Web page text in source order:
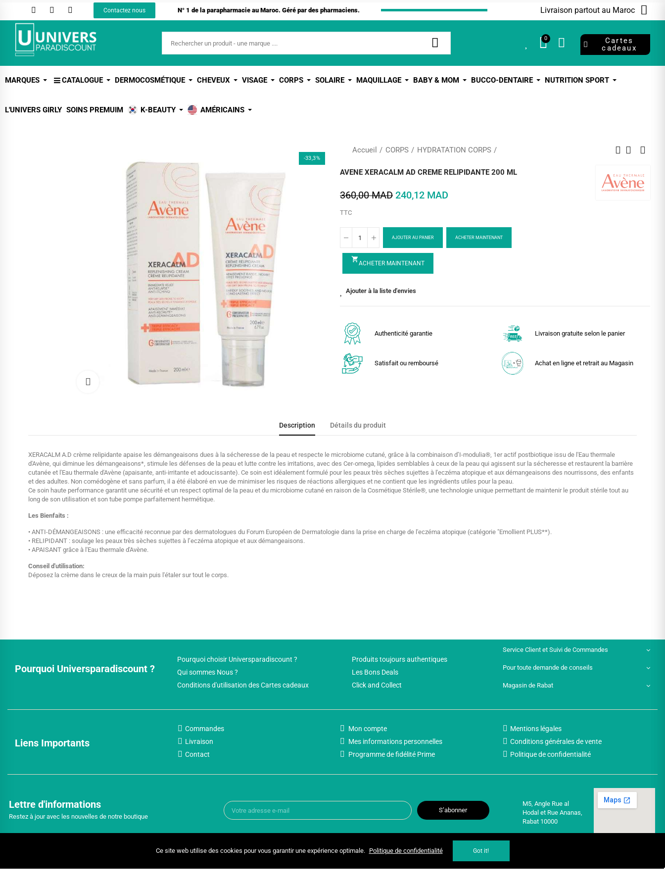
Contactez nous N° 1 de la parapharmacie au Maroc. Géré par des pharmaciens. Livraison partout au Maroc
0
Cartes
cadeaux
MARQUES CATALOGUE DERMOCOSMÉTIQUE CHEVEUX VISAGE CORPS SOLAIRE MAQUILLAGE BABY & MOM BUCCO-DENTAIRE NUTRITION SPORT
L'UNIVERS GIRLY SOINS PREMUIM K-BEAUTY AMÉRICAINS
-33,3%
Cliquez pour agrandir
Accueil CORPS HYDRATATION CORPS
AVENE XERACALM AD CREME RELIPIDANTE 200 ML
360,00 MAD 240,12 MAD
TTC
AJOUTER AU PANIER ACHETER MAINTENANT
shopping_cart
ACHETER MAINTENANT
Ajouter à la liste d'envies
Authenticité garantie Livraison gratuite selon le panier
Satisfait ou remboursé Achat en ligne et retrait au Magasin
Description Détails du produit
XERACALM A.D crème relipidante apaise les démangeaisons dues à la sécheresse de la peau et respecte le microbiome cutané, grâce à la combinaison d’I-modulia®, 1er actif postbiotique issu de l'Eau thermale
d'Avène, qui diminue les démangeaisons*, stimule les défenses de la peau et lutte contre les irritations, avec des Cer-omega, lipides semblables à ceux de la peau qui agissent sur la sécheresse et restaurent la barrière
cutanée et l'Eau thermale d'Avène (apaisante, anti-irritante et adoucissante). Ce soin est idéalement formulé pour les peaux très sèches sujettes à l'eczéma atopique et aux démangeaisons des nourrissons, des enfants
et des adultes. Non comédogène et sans parfum, il a été élaboré en vue de minimiser les risques de réactions allergiques et ne contient que les ingrédients utiles pour la peau.
Ce soin haute performance garantit une sécurité et un respect optimal de la peau et du microbiome cutané en raison de la Cosmétique Stérile®, une technologie unique permettant de maintenir le produit stérile tout au
long de son utilisation et son tube pompe parfaitement hermétique.
Les Bienfaits :
• ANTI-DÉMANGEAISONS : une efficacité reconnue par des dermatologues du Forum Européen de Dermatologie dans la prise en charge de l'eczéma atopique (catégorie "Emollient PLUS**).
• RELIPIDANT : soulage les peaux très sèches sujettes à l’eczéma atopique et aux démangeaisons.
• APAISANT grâce à l'Eau thermale d'Avène.
Conseil d'utilisation:
Déposez la crème dans le creux de la main puis l'étaler sur tout le corps.
Pourquoi Universparadiscount ?
Pourquoi choisir Universparadiscount ?
Qui sommes Nous ?
Conditions d'utilisation des Cartes cadeaux
Produits toujours authentiques
Les Bons Deals
Click and Collect
Service Client et Suivi de Commandes
Pour toute demande de conseils
Magasin de Rabat
Liens Importants
Commandes
Livraison
Contact
Mon compte
Mes informations personnelles
Programme de fidélité Prime
Mentions légales
Conditions générales de vente
Politique de confidentialité
Lettre d'informations
Restez à jour avec les nouvelles de notre boutique
S’abonner
M5, Angle Rue al
Hodal et Rue Ananas,
Rabat 10000
Copyright © 2025 UNIVERSPARADISCOUNT
Ce site web utilise des cookies pour vous garantir une expérience optimale. Politique de confidentialité Got it!